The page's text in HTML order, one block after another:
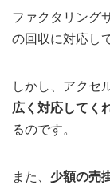
ファクタリング
の回収に対応し
しかし、アクセ
広く対応してく
るのです。
また、 少額の売